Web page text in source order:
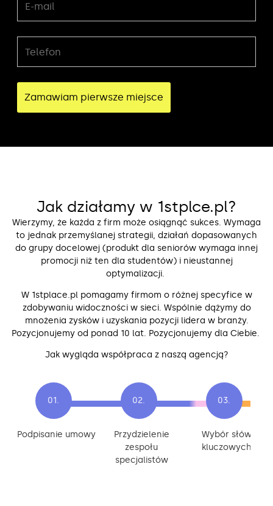
Jak działamy w 1stplce.pl?
Wierzymy, że każda z firm może osiągnąć sukces. Wymaga
to jednak przemyślanej strategii, działań dopasowanych
do grupy docelowej (produkt dla seniorów wymaga innej
promocji niż ten dla studentów) i nieustannej
optymalizacji.
W 1stplace.pl pomagamy firmom o różnej specyfice w
zdobywaniu widoczności w sieci. Wspólnie dążymy do
mnożenia zysków i uzyskania pozycji lidera w branży.
Pozycjonujemy od ponad 10 lat. Pozycjonujemy dla Ciebie.
Jak wygląda współpraca z naszą agencją?
Podpisanie umowy
Przydzielenie
zespołu
specjalistów
Wybór słów
kluczowych